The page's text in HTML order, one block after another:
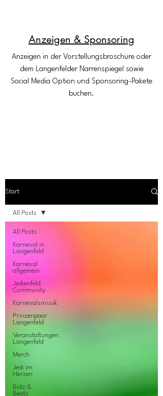
Anzeigen & Sponsoring
Anzeigen in der Vorstellungsbroschüre oder
dem Langenfelder Narrenspiegel sowie
Social Media Option und Sponsoring-Pakete
buchen.
Start
All Posts
Karneval in
Langenfeld
Karneval
allgemein
Jeckenfeld
Community
Karnevalsmusik
Prinzenpaar
Langenfeld
Veranstaltungen
Langenfeld
Merch
Jeck im
Herzen
Bütz &
Beats
All Posts